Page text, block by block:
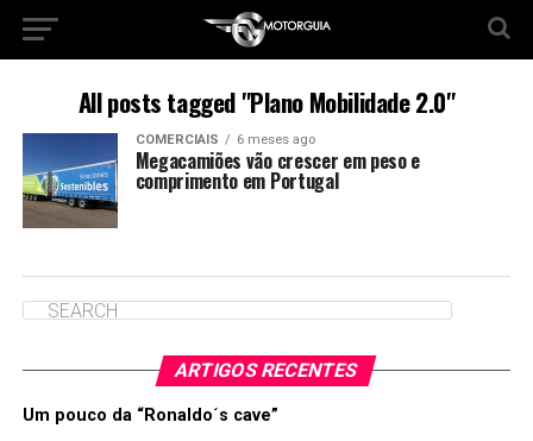
All posts tagged "Plano Mobilidade 2.0"
COMERCIAIS 6 meses ago
Megacamiões vão crescer em peso e
comprimento em Portugal
ARTIGOS RECENTES
Um pouco da “Ronaldo´s cave”